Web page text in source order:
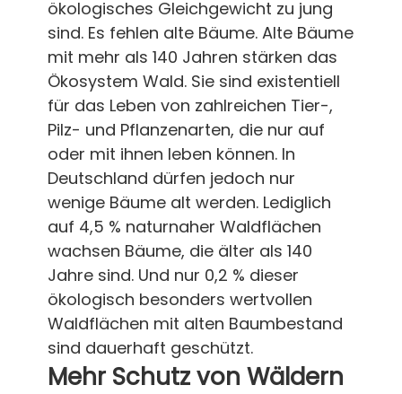
ökologisches Gleichgewicht zu jung
sind. Es fehlen alte Bäume. Alte Bäume
mit mehr als 140 Jahren stärken das
Ökosystem Wald. Sie sind existentiell
für das Leben von zahlreichen Tier-,
Pilz- und Pflanzenarten, die nur auf
oder mit ihnen leben können. In
Deutschland dürfen jedoch nur
wenige Bäume alt werden. Lediglich
auf 4,5 % naturnaher Waldflächen
wachsen Bäume, die älter als 140
Jahre sind. Und nur 0,2 % dieser
ökologisch besonders wertvollen
Waldflächen mit alten Baumbestand
sind dauerhaft geschützt.
Mehr Schutz von Wäldern